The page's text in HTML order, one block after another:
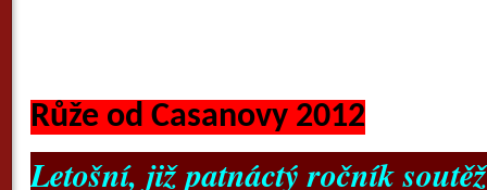
Růže od Casanovy 2012
Letošní, již patnáctý ročník